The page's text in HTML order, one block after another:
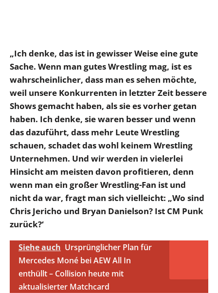
„Ich denke, das ist in gewisser Weise eine gute
Sache. Wenn man gutes Wrestling mag, ist es
wahrscheinlicher, dass man es sehen möchte,
weil unsere Konkurrenten in letzter Zeit bessere
Shows gemacht haben, als sie es vorher getan
haben. Ich denke, sie waren besser und wenn
das dazuführt, dass mehr Leute Wrestling
schauen, schadet das wohl keinem Wrestling
Unternehmen. Und wir werden in vielerlei
Hinsicht am meisten davon profitieren, denn
wenn man ein großer Wrestling-Fan ist und
nicht da war, fragt man sich vielleicht: „Wo sind
Chris Jericho und Bryan Danielson? Ist CM Punk
zurück?‘
Siehe auch Ursprünglicher Plan für
Mercedes Moné bei AEW All In
enthüllt – Collision heute mit
aktualisierter Matchcard